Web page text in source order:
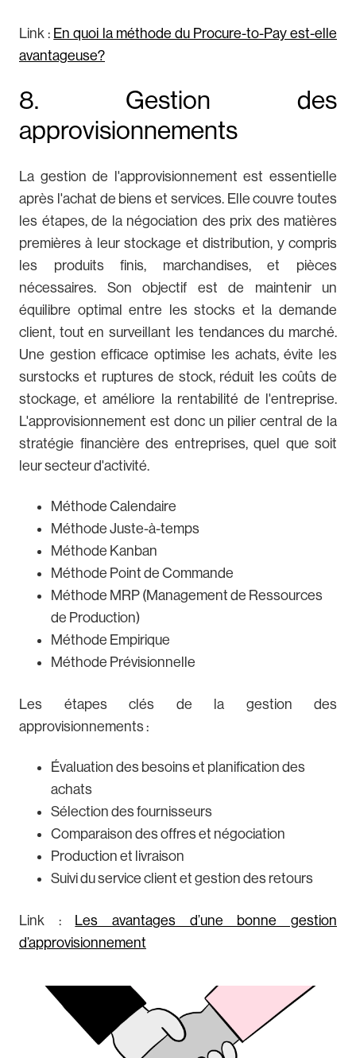
Link : En quoi la méthode du Procure-to-Pay est-elle
avantageuse?
8. Gestion des
approvisionnements
La gestion de l'approvisionnement est essentielle
après l'achat de biens et services. Elle couvre toutes
les étapes, de la négociation des prix des matières
premières à leur stockage et distribution, y compris
les produits finis, marchandises, et pièces
nécessaires. Son objectif est de maintenir un
équilibre optimal entre les stocks et la demande
client, tout en surveillant les tendances du marché.
Une gestion efficace optimise les achats, évite les
surstocks et ruptures de stock, réduit les coûts de
stockage, et améliore la rentabilité de l'entreprise.
L'approvisionnement est donc un pilier central de la
stratégie financière des entreprises, quel que soit
leur secteur d'activité.
Méthode Calendaire
Méthode Juste-à-temps
Méthode Kanban
Méthode Point de Commande
Méthode MRP (Management de Ressources
de Production)
Méthode Empirique
Méthode Prévisionnelle
Les étapes clés de la gestion des
approvisionnements :
Évaluation des besoins et planification des
achats
Sélection des fournisseurs
Comparaison des offres et négociation
Production et livraison
Suivi du service client et gestion des retours
Link : Les avantages d’une bonne gestion
d’approvisionnement